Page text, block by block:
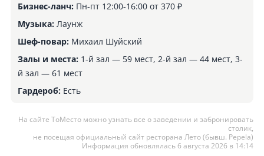
Бизнес-ланч:Пн-пт 12:00-16:00 от 370 ₽
Музыка:Лаунж
Шеф-повар:Михаил Шуйский
Залы и места:1-й зал — 59 мест, 2-й зал — 44 мест, 3-
й зал — 61 мест
Гардероб:Есть
На сайте ТоМесто можно узнать все о заведении и забронировать
столик,
не посещая официальный сайт ресторана Лето (бывш. Pepela)
Информация обновлялась 6 августа 2026 в 14:14